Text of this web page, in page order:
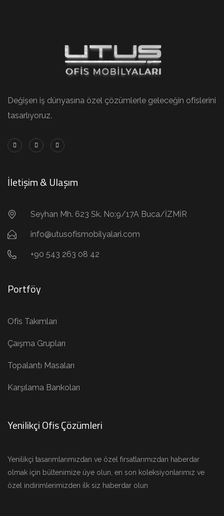
Değişen iş dünyasına özel çözümlerle geleceğin ofislerini
tasarlıyoruz.
İletişim & Ulaşım
Seyhan Mh. 623 Sk. No:9/17A Buca/İZMİR
info@utusofismobilyalari.com
+90 543 263 08 42
Portföy
Ofis Takımları
Çaışma Grupları
Topalantı Masaları
Karşılama Bankoları
Yenilikçi Ofis Çözümleri
Yenilikçi tasarımlarımızdan ve özel fırsatlarımızdan haberdar
olmak için bültenimize üye olun, en son koleksiyonlarımız ve
özel indirimlerimizden ilk siz haberdar olun